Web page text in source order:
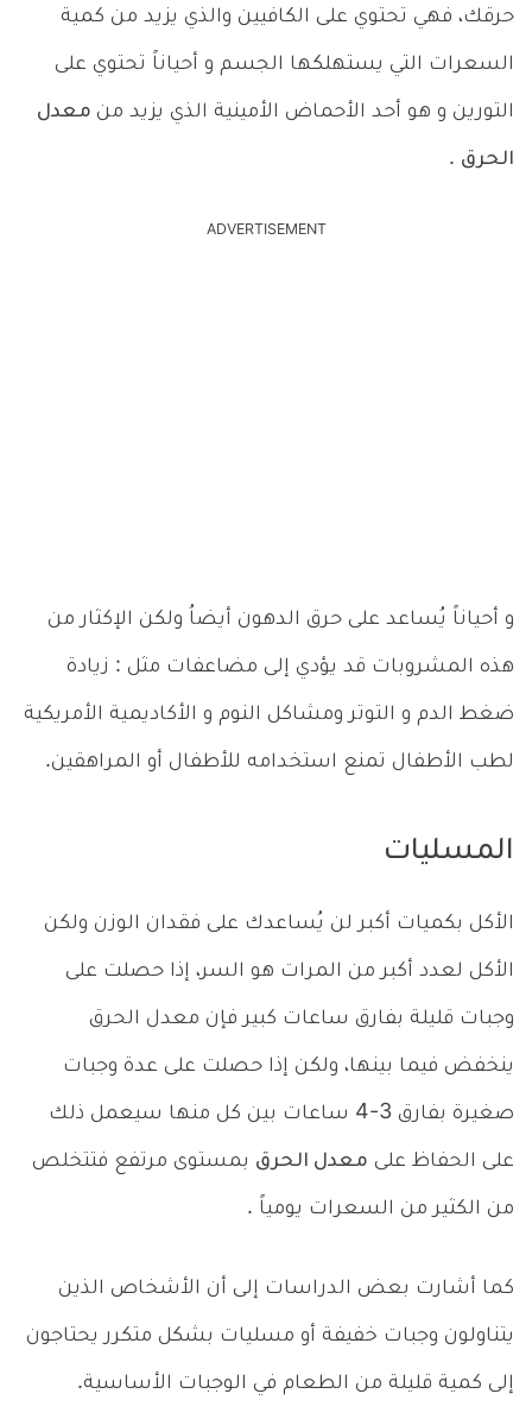
حرقك، فهي تحتوي على الكافيين والذي يزيد من كمية
السعرات التي يستهلكها الجسم و أحياناً تحتوي على
التورين و هو أحد الأحماض الأمينية الذي يزيد من معدل
الحرق .
ADVERTISEMENT
و أحياناً يُساعد على حرق الدهون أيضاُ ولكن الإكثار من
هذه المشروبات قد يؤدي إلى مضاعفات مثل : زيادة
ضغط الدم و التوتر ومشاكل النوم و الأكاديمية الأمريكية
لطب الأطفال تمنع استخدامه للأطفال أو المراهقين.
المسليات
الأكل بكميات أكبر لن يُساعدك على فقدان الوزن ولكن
الأكل لعدد أكبر من المرات هو السر، إذا حصلت على
وجبات قليلة بفارق ساعات كبير فإن معدل الحرق
ينخفض فيما بينها، ولكن إذا حصلت على عدة وجبات
صغيرة بفارق 3-4 ساعات بين كل منها سيعمل ذلك
على الحفاظ على معدل الحرق بمستوى مرتفع فتتخلص
من الكثير من السعرات يومياً .
كما أشارت بعض الدراسات إلى أن الأشخاص الذين
يتناولون وجبات خفيفة أو مسليات بشكل متكرر يحتاجون
إلى كمية قليلة من الطعام في الوجبات الأساسية.